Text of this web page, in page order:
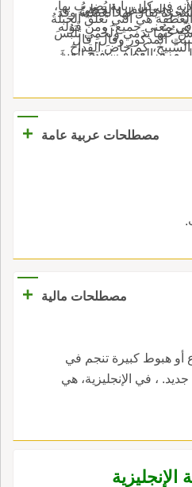
في كل رِبابة يُضرب بها،
في معنى جميع؛ ومن قَوله
كم خاضَ القِداحَ
ما نَسَل من ريش الطير
والعاطِف والحَظِيُّ
يقال لها العَصْبةُ وقد
حُبُّها بدَمي ولَحْمِي تَلَبُّسَ
العَطَف، بفتح العين
لا ور له ولا أَفنان،
مُضِرّ بها، ويزعمون أَن بع
هي التي تَعَلَّقُ الحَبَلَةُ
المذكور وقال: قال
ليستقيم له الشعر أَبو
العَطَف، واحدتها عَطَفة
ابن الأَعرابي: يقال تَنَحَّ عن عِطْفِ الطَّريق وعَطْفِه
بالغين المعجمة؛ عن اب
مصطلحات عربية عامة
+
مصطلحات مالية
+
أو هبوط كبيرة تنجم في
، في الإنجليزية، هي